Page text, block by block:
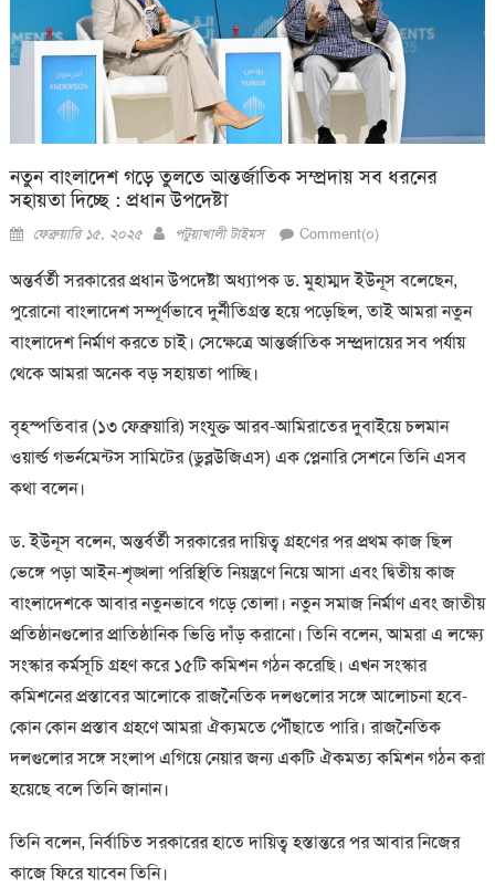
নতুন বাংলাদেশ গড়ে তুলতে আন্তর্জাতিক সম্প্রদায় সব ধরনের
সহায়তা দিচ্ছে : প্রধান উপদেষ্টা
Posted
ফেব্রুয়ারি ১৫, ২০২৫ Author
পটুয়াখালী টাইমস Comment(০)
অন্তর্বর্তী সরকারের প্রধান উপদেষ্টা অধ্যাপক ড. মুহাম্মদ ইউনূস বলেছেন,
পুরোনো বাংলাদেশ সম্পূর্ণভাবে দুর্নীতিগ্রস্ত হয়ে পড়েছিল, তাই আমরা নতুন
বাংলাদেশ নির্মাণ করতে চাই। সেক্ষেত্রে আন্তর্জাতিক সম্প্রদায়ের সব পর্যায়
থেকে আমরা অনেক বড় সহায়তা পাচ্ছি।
বৃহস্পতিবার (১৩ ফেব্রুয়ারি) সংযুক্ত আরব-আমিরাতের দুবাইয়ে চলমান
ওয়ার্ল্ড গভর্নমেন্টস সামিটের (ডুব্লউজিএস) এক প্লেনারি সেশনে তিনি এসব
কথা বলেন।
ড. ইউনূস বলেন, অন্তর্বর্তী সরকারের দায়িত্ব গ্রহণের পর প্রথম কাজ ছিল
ভেঙ্গে পড়া আইন-শৃঙ্খলা পরিস্থিতি নিয়ন্ত্রণে নিয়ে আসা এবং দ্বিতীয় কাজ
বাংলাদেশকে আবার নতুনভাবে গড়ে তোলা। নতুন সমাজ নির্মাণ এবং জাতীয়
প্রতিষ্ঠানগুলোর প্রাতিষ্ঠানিক ভিত্তি দাঁড় করানো। তিনি বলেন, আমরা এ লক্ষ্যে
সংস্কার কর্মসূচি গ্রহণ করে ১৫টি কমিশন গঠন করেছি। এখন সংস্কার
কমিশনের প্রস্তাবের আলোকে রাজনৈতিক দলগুলোর সঙ্গে আলোচনা হবে-
কোন কোন প্রস্তাব গ্রহণে আমরা ঐক্যমতে পৌঁছাতে পারি। রাজনৈতিক
দলগুলোর সঙ্গে সংলাপ এগিয়ে নেয়ার জন্য একটি ঐকমত্য কমিশন গঠন করা
হয়েছে বলে তিনি জানান।
তিনি বলেন, নির্বাচিত সরকারের হাতে দায়িত্ব হস্তান্তরে পর আবার নিজের
কাজে ফিরে যাবেন তিনি।